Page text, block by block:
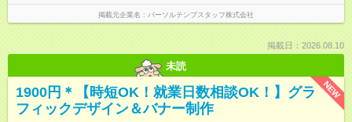
掲載元企業名 パーソルテンプスタッフ株式会社
掲載日：2026.08.10
未読
NEW
1900円＊【時短OK！就業日数相談OK！】グラ
フィックデザイン＆バナー制作